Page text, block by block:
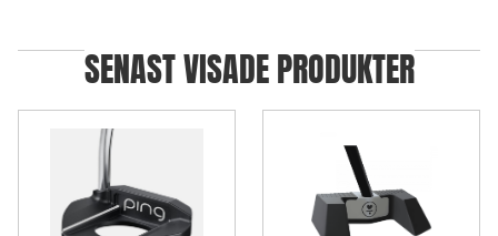
SENAST VISADE PRODUKTER